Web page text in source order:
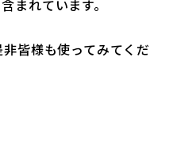
まれています。
皆様も使ってみてくだ